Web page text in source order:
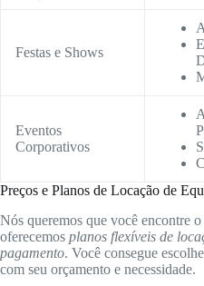
Festas e Shows
Eventos
Corporativos
Preços e Planos de Locação de
Nós queremos que você encontre
oferecemos planos flexíveis de
pagamento. Você consegue
com seu orçamento e necessidade.